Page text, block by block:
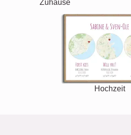
Zuhause
Hochzeit